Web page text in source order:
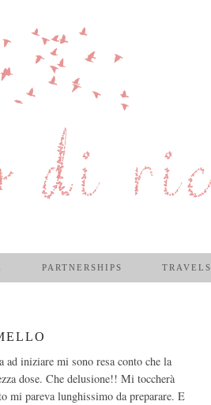
PARTNERSHIPS TRAVELS
ad iniziare mi sono resa conto che la
dose. Che delusione!! Mi toccherà
pareva lunghissimo da preparare. E